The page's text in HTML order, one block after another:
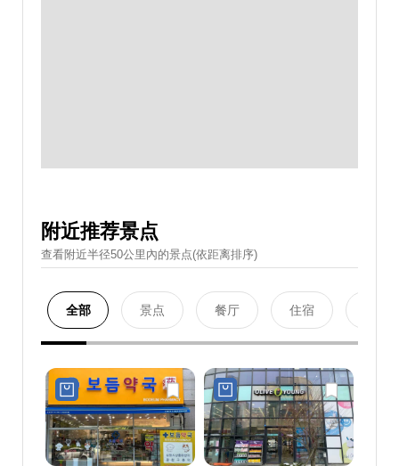
附近推荐景点
查看附近半径50公里內的景点(依距离排序)
全部 景点 餐厅 住宿